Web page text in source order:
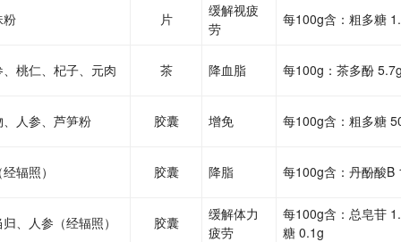
粉 片
缓解视疲
劳
每100g含：粗多糖
桃仁、杞子、元肉 茶 降血脂 每100g：茶多酚
人参、芦笋粉 胶囊 增免 每100g含：粗多糖
辐照） 胶囊 降脂 每100g含：丹酚酸B
、人参（经辐照） 胶囊
缓解体力
疲劳
每100g含：总皂苷
糖 0.1g